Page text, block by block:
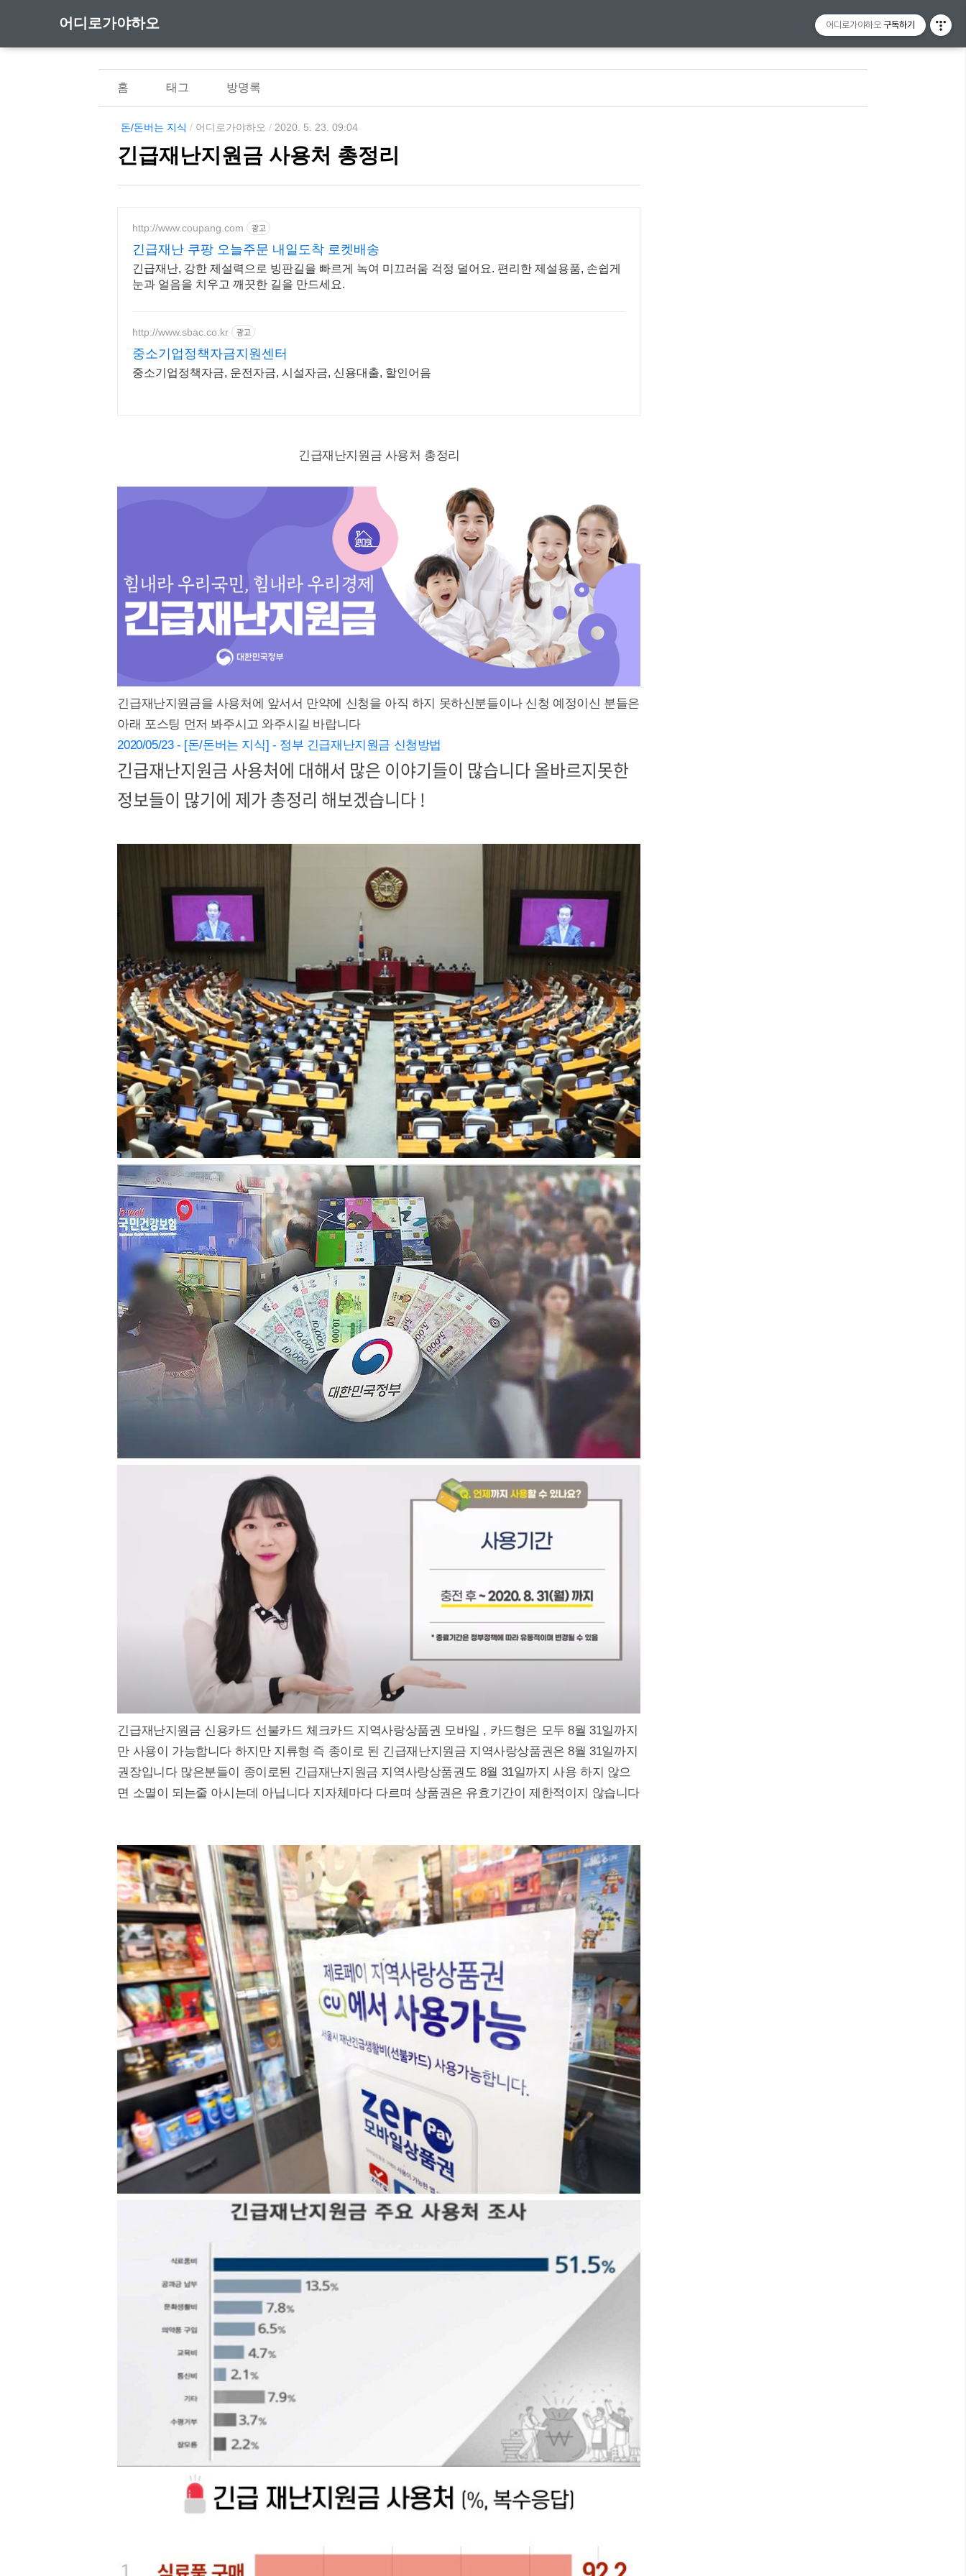
어디로가야하오
홈 태그 방명록
돈/돈버는 지식 / 어디로가야하오 / 2020. 5. 23. 09:04
긴급재난지원금 사용처 총정리
http://www.coupang.com 광고
긴급재난 쿠팡 오늘주문 내일도착 로켓배송
긴급재난, 강한 제설력으로 빙판길을 빠르게 녹여 미끄러움 걱정 덜어요. 편리한 제설용품, 손쉽게
눈과 얼음을 치우고 깨끗한 길을 만드세요.
http://www.sbac.co.kr 광고
중소기업정책자금지원센터
중소기업정책자금, 운전자금, 시설자금, 신용대출, 할인어음
긴급재난지원금 사용처 총정리
긴급재난지원금을 사용처에 앞서서 만약에 신청을 아직 하지 못하신분들이나 신청 예정이신 분들은
아래 포스팅 먼저 봐주시고 와주시길 바랍니다
2020/05/23 - [돈/돈버는 지식] - 정부 긴급재난지원금 신청방법
긴급재난지원금 사용처에 대해서 많은 이야기들이 많습니다 올바르지못한
정보들이 많기에 제가 총정리 해보겠습니다 !
긴급재난지원금 신용카드 선불카드 체크카드 지역사랑상품권 모바일 , 카드형은 모두 8월 31일까지
만 사용이 가능합니다 하지만 지류형 즉 종이로 된 긴급재난지원금 지역사랑상품권은 8월 31일까지
권장입니다 많은분들이 종이로된 긴급재난지원금 지역사랑상품권도 8월 31일까지 사용 하지 않으
면 소멸이 되는줄 아시는데 아닙니다 지자체마다 다르며 상품권은 유효기간이 제한적이지 않습니다
어디로가야하오 구독하기